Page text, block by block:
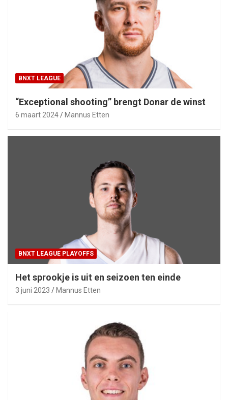
BNXT LEAGUE
“Exceptional shooting” brengt Donar de winst
6 maart 2024 Mannus Etten
BNXT LEAGUE PLAYOFFS
Het sprookje is uit en seizoen ten einde
3 juni 2023 Mannus Etten